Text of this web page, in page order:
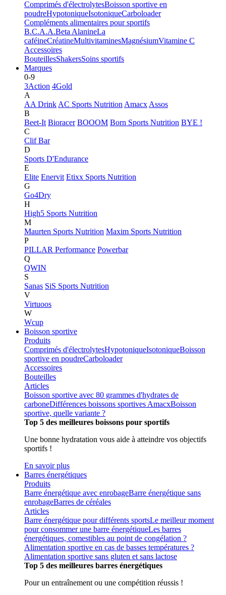
Comprimés d'électrolytesBoisson sportive en
poudreHypotoniqueIsotoniqueCarboloader
Compléments alimentaires pour sportifs
B.C.A.A.Beta AlanineLa
caféineCréatineMultivitaminesMagnésiumVitamine C
Accessoires
BouteillesShakersSoins sportifs
Marques
0-9
3Action 4Gold
A
AA Drink AC Sports Nutrition Amacx Assos
B
Beet-It Bioracer BOOOM Born Sports Nutrition BYE !
C
Clif Bar
D
Sports D'Endurance
E
Elite Enervit Etixx Sports Nutrition
G
Go4Dry
H
High5 Sports Nutrition
M
Maurten Sports Nutrition Maxim Sports Nutrition
P
PILLAR Performance Powerbar
Q
QWIN
S
Sanas SiS Sports Nutrition
V
Virtuoos
W
Wcup
Boisson sportive
Produits
Comprimés d'électrolytesHypotoniqueIsotoniqueBoisson
sportive en poudreCarboloader
Accessoires
Bouteilles
Articles
Boisson sportive avec 80 grammes d'hydrates de
carboneDifférences boissons sportives AmacxBoisson
sportive, quelle variante ?
Top 5 des meilleures boissons pour sportifs
Une bonne hydratation vous aide à atteindre vos objectifs
sportifs !
En savoir plus
Barres énergétiques
Produits
Barre énergétique avec enrobageBarre énergétique sans
enrobageBarres de céréales
Articles
Barre énergétique pour différents sportsLe meilleur moment
pour consommer une barre énergétiqueLes barres
énergétiques, comestibles au point de congélation ?
Alimentation sportive en cas de basses températures ?
Alimentation sportive sans gluten et sans lactose
Top 5 des meilleures barres énergétiques
Pour un entraînement ou une compétition réussis !